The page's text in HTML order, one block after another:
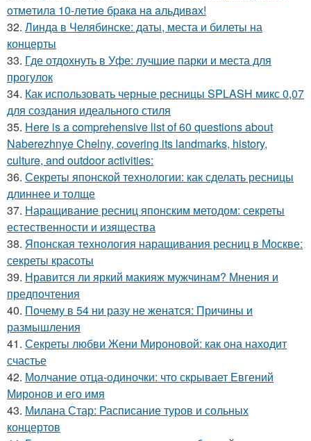
oтмeтилa 10-лeтиe бpaкa нa aльдивaх!
32. Линда в Челябинске: даты, места и билеты на
концерты
33. Где отдохнуть в Уфе: лучшие парки и места для
прогулок
34. Как использовать черные ресницы SPLASH микс 0,07
для создания идеального стиля
35. Here is a comprehensive list of 60 questions about
Naberezhnye Chelny, covering its landmarks, history,
culture, and outdoor activities:
36. Секреты японской технологии: как сделать ресницы
длиннее и толще
37. Наращивание ресниц японским методом: секреты
естественности и изящества
38. Японская технология наращивания ресниц в Москве:
секреты красоты
39. Нравится ли яркий макияж мужчинам? Мнения и
предпочтения
40. Почему в 54 ни разу не женатся: Причины и
размышления
41. Секреты любви Жени Мироновой: как она находит
счастье
42. Молчание отца-одиночки: что скрывает Евгений
Миронов и его имя
43. Милана Стар: Расписание туров и сольных
концертов